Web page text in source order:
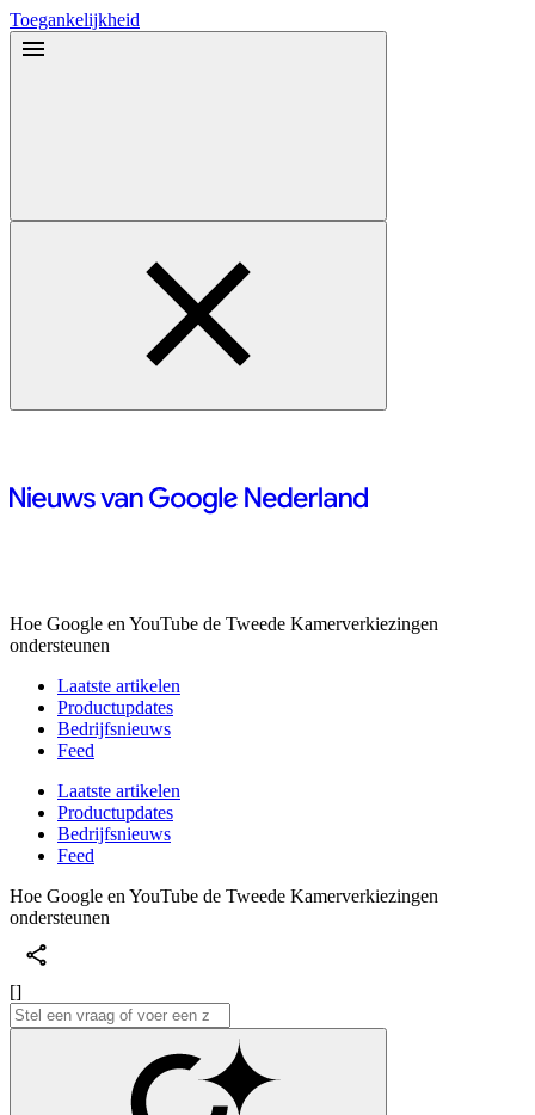
Toegankelijkheid
Hoe Google en YouTube de Tweede Kamerverkiezingen
ondersteunen
Laatste artikelen
Productupdates
Bedrijfsnieuws
Feed
Laatste artikelen
Productupdates
Bedrijfsnieuws
Feed
Hoe Google en YouTube de Tweede Kamerverkiezingen
ondersteunen
[]